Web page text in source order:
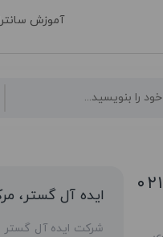
آموزش
ایده آل گستر،